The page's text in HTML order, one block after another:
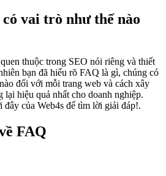
vai trò như thế nào
thuộc trong SEO nói riêng và thiết
bạn đã hiểu rõ FAQ là gì, chúng có
đối với mỗi trang web và cách xây
hiệu quả nhất cho doanh nghiệp.
của Web4s để tìm lời giải đáp!.
FAQ